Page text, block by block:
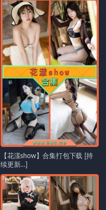
【花漾show】合集打包下载 [持
续更新…]